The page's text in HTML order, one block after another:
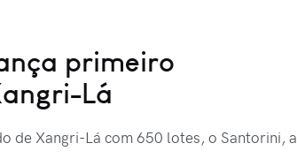
primeiro
Lá
de Xangri-Lá com 650 lotes, o Santorini, a